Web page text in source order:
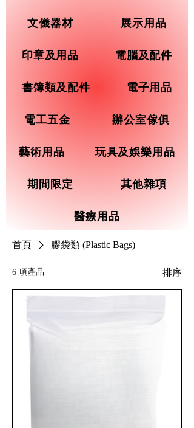
文儀器材 展示用品
印章及用品 電腦及配件
書簿類及配件 電子用品
電工五金 辦公室傢俱
藝術用品 玩具及娛樂用品
期間限定 其他雜項
醫療用品
首頁 膠袋類 (Plastic Bags)
6 項產品 排序